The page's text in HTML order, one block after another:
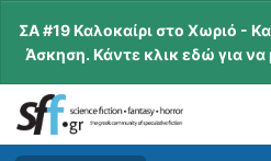
ΣΑ #19 Καλοκαίρι στο Χωριό -
Άσκηση. Κάντε κλικ εδώ για να